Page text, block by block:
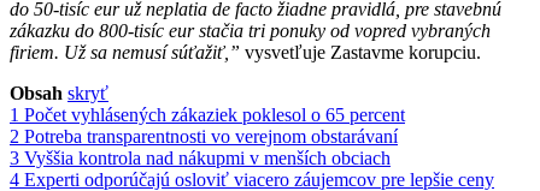
do 50-tisíc eur už neplatia de facto žiadne pravidlá, pre stavebnú
zákazku do 800-tisíc eur stačia tri ponuky od vopred vybraných
firiem. Už sa nemusí súťažiť,” vysvetľuje Zastavme korupciu.
Obsah skryť
1 Počet vyhlásených zákaziek poklesol o 65 percent
2 Potreba transparentnosti vo verejnom obstarávaní
3 Vyššia kontrola nad nákupmi v menších obciach
4 Experti odporúčajú osloviť viacero záujemcov pre lepšie ceny